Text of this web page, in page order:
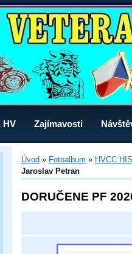
HV Zajímavosti
Úvod » Fotoalbum » HVCC
Jaroslav Petran
DORUČENE PF